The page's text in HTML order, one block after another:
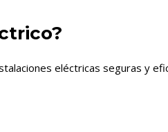
eléctricas seguras y